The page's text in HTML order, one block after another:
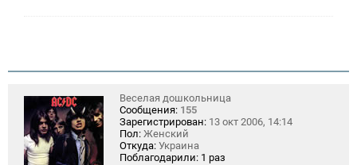
Веселая дошкольница
Сообщения: 155
Зарегистрирован: 13 окт 2006, 14:14
Пол: Женский
Откуда: Украина
Поблагодарили: 1 раз